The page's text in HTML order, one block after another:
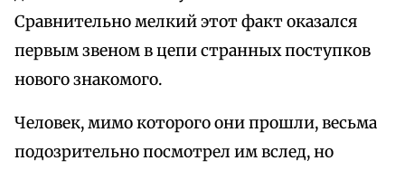
Сравнительно мелкий этот факт оказался
первым звеном в цепи странных поступков
нового знакомого.
Человек, мимо которого они прошли, весьма
подозрительно посмотрел им вслед, но